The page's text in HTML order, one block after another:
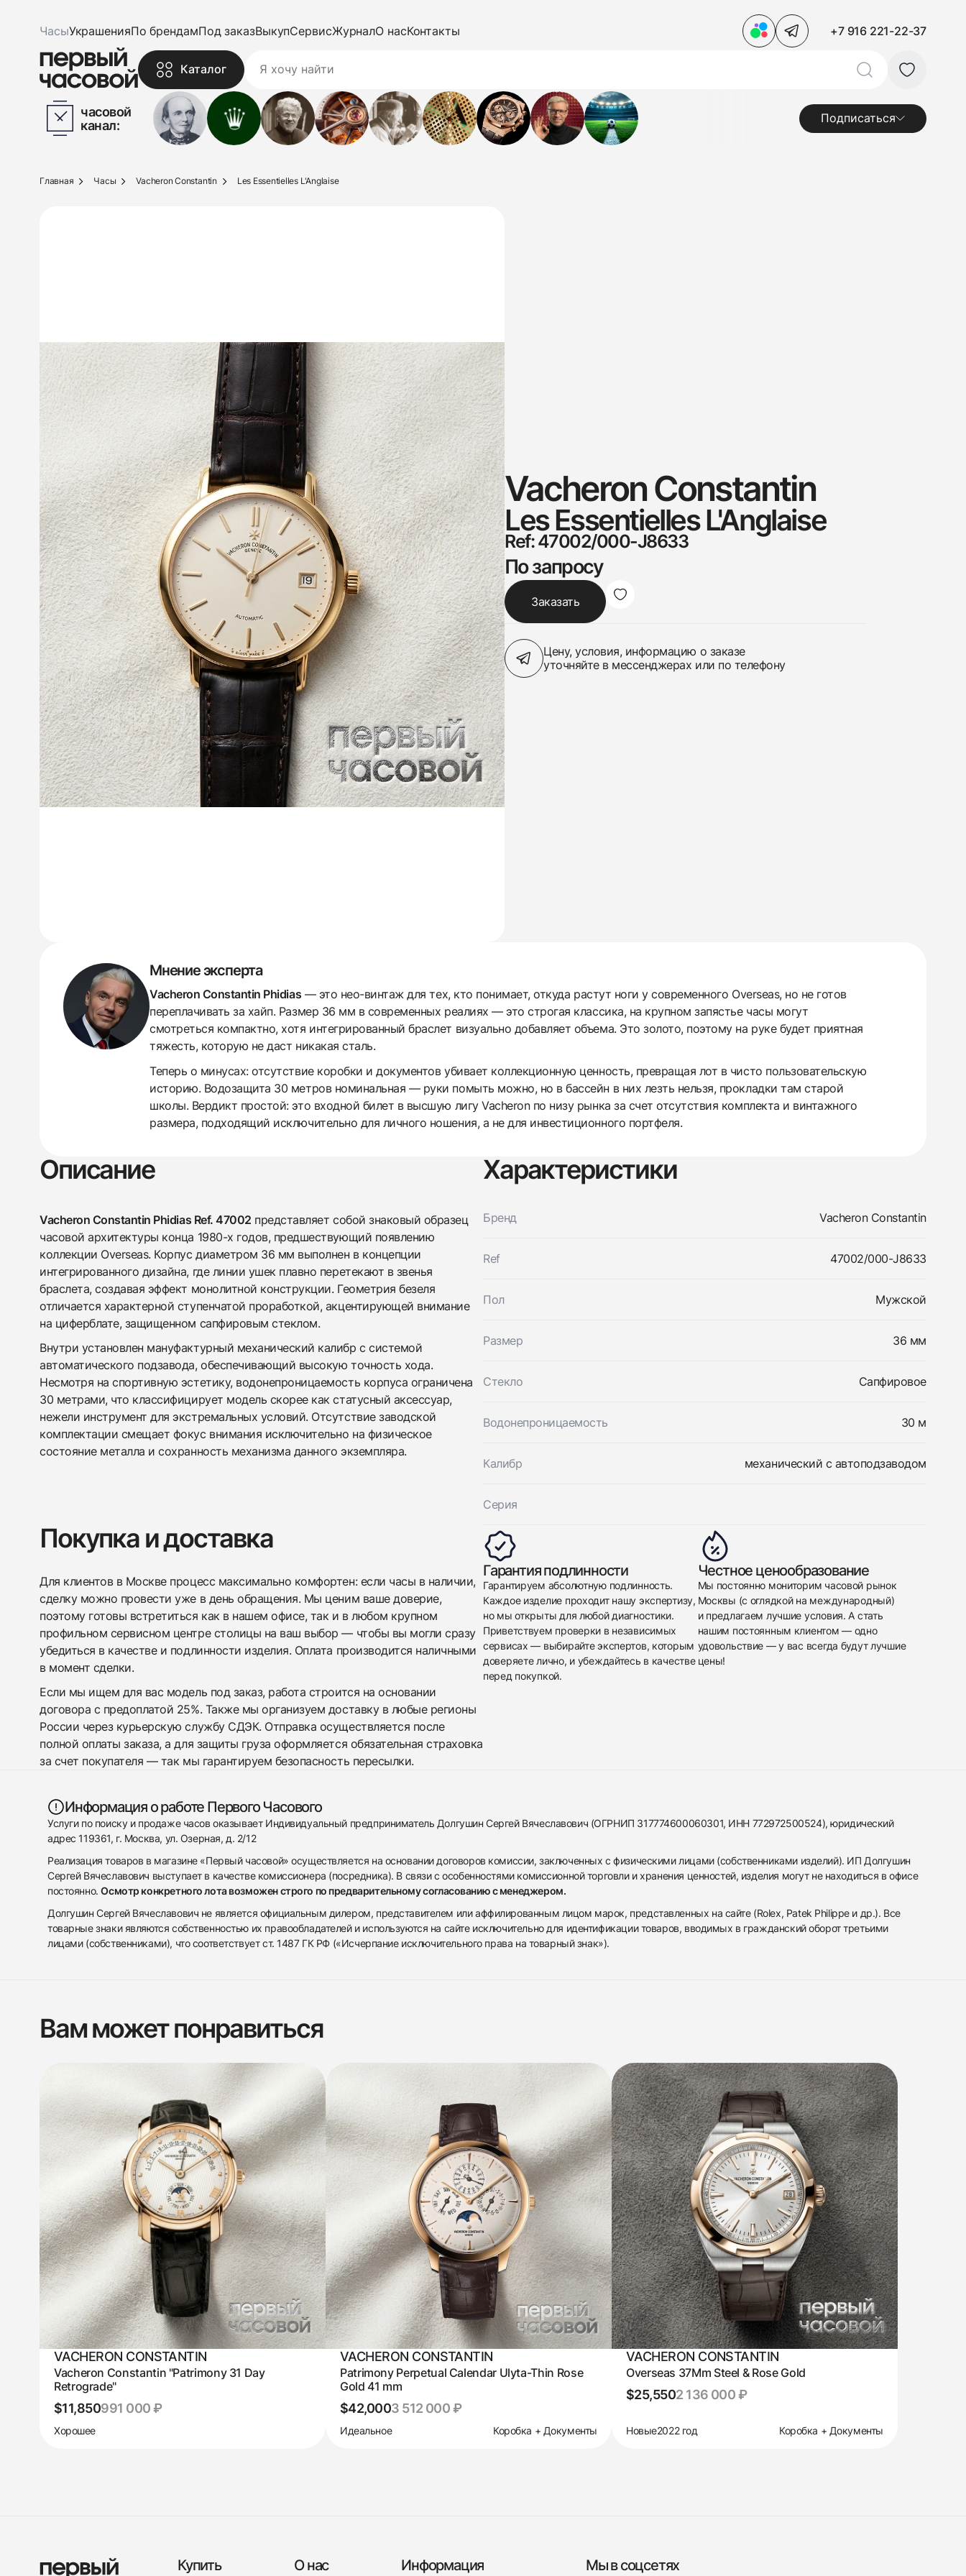
ЧасыУкрашенияПо брендамПод заказВыкупСервисЖурналО насКонтакты +7 916 221-22-37
Каталог
часовой
канал:
Подписаться
438
285
145
142
205
204
195
150
6
Главная Часы Vacheron Constantin Les Essentielles L'Anglaise
Vacheron Constantin
Les Essentielles L'Anglaise
Ref: 47002/000-J8633
По запросу
Заказать
Цену, условия, информацию о заказе
уточняйте в мессенджерах или по телефону
Мнение эксперта
Vacheron Constantin Phidias — это нео-винтаж для тех, кто понимает, откуда растут ноги у современного Overseas, но не готов
переплачивать за хайп. Размер 36 мм в современных реалиях — это строгая классика, на крупном запястье часы могут
смотреться компактно, хотя интегрированный браслет визуально добавляет объема. Это золото, поэтому на руке будет приятная
тяжесть, которую не даст никакая сталь.
Теперь о минусах: отсутствие коробки и документов убивает коллекционную ценность, превращая лот в чисто пользовательскую
историю. Водозащита 30 метров номинальная — руки помыть можно, но в бассейн в них лезть нельзя, прокладки там старой
школы. Вердикт простой: это входной билет в высшую лигу Vacheron по низу рынка за счет отсутствия комплекта и винтажного
размера, подходящий исключительно для личного ношения, а не для инвестиционного портфеля.
Описание
Vacheron Constantin Phidias Ref. 47002 представляет собой знаковый образец
часовой архитектуры конца 1980-х годов, предшествующий появлению
коллекции Overseas. Корпус диаметром 36 мм выполнен в концепции
интегрированного дизайна, где линии ушек плавно перетекают в звенья
браслета, создавая эффект монолитной конструкции. Геометрия безеля
отличается характерной ступенчатой проработкой, акцентирующей внимание
на циферблате, защищенном сапфировым стеклом.
Внутри установлен мануфактурный механический калибр с системой
автоматического подзавода, обеспечивающий высокую точность хода.
Несмотря на спортивную эстетику, водонепроницаемость корпуса ограничена
30 метрами, что классифицирует модель скорее как статусный аксессуар,
нежели инструмент для экстремальных условий. Отсутствие заводской
комплектации смещает фокус внимания исключительно на физическое
состояние металла и сохранность механизма данного экземпляра.
Характеристики
Бренд Vacheron Constantin
Ref 47002/000-J8633
Пол Мужской
Размер 36 мм
Стекло Сапфировое
Водонепроницаемость 30 м
Калибр механический с автоподзаводом
Серия
Покупка и доставка
Для клиентов в Москве процесс максимально комфортен: если часы в наличии,
сделку можно провести уже в день обращения. Мы ценим ваше доверие,
поэтому готовы встретиться как в нашем офисе, так и в любом крупном
профильном сервисном центре столицы на ваш выбор — чтобы вы могли сразу
убедиться в качестве и подлинности изделия. Оплата производится наличными
в момент сделки.
Если мы ищем для вас модель под заказ, работа строится на основании
договора с предоплатой 25%. Также мы организуем доставку в любые регионы
России через курьерскую службу СДЭК. Отправка осуществляется после
полной оплаты заказа, а для защиты груза оформляется обязательная страховка
за счет покупателя — так мы гарантируем безопасность пересылки.
Гарантия подлинности
Гарантируем абсолютную подлинность.
Каждое изделие проходит нашу экспертизу,
но мы открыты для любой диагностики.
Приветствуем проверки в независимых
сервисах — выбирайте экспертов, которым
доверяете лично, и убеждайтесь в качестве
перед покупкой.
Честное ценообразование
Мы постоянно мониторим часовой рынок
Москвы (с оглядкой на международный)
и предлагаем лучшие условия. А стать
нашим постоянным клиентом — одно
удовольствие — у вас всегда будут лучшие
цены!
Информация о работе Первого Часового
Услуги по поиску и продаже часов оказывает Индивидуальный предприниматель Долгушин Сергей Вячеславович (ОГРНИП 317774600060301, ИНН 772972500524), юридический
адрес 119361, г. Москва, ул. Озерная, д. 2/12
Реализация товаров в магазине «Первый часовой» осуществляется на основании договоров комиссии, заключенных с физическими лицами (собственниками изделий). ИП Долгушин
Сергей Вячеславович выступает в качестве комиссионера (посредника). В связи с особенностями комиссионной торговли и хранения ценностей, изделия могут не находиться в офисе
постоянно.Осмотр конкретного лота возможен строго по предварительному согласованию с менеджером.
Долгушин Сергей Вячеславович не является официальным дилером, представителем или аффилированным лицом марок, представленных на сайте (Rolex, Patek Philippe и др.). Все
товарные знаки являются собственностью их правообладателей и используются на сайте исключительно для идентификации товаров, вводимых в гражданский оборот третьими
лицами (собственниками), что соответствует ст. 1487 ГК РФ («Исчерпание исключительного права на товарный знак»).
Заказать эти часы
Оставьте ваши контактные данные и мы свяжемся с
вами
Vacheron Constantin
Les Essentielles L'Anglaise
Трейд-ин часов
Оставьте ваши контактные данные и мы свяжемся с
вами
Vacheron Constantin
Les Essentielles L'Anglaise
Хорошее
$6,200
Приложите фото ваших часов…
Вам может понравиться
VACHERON CONSTANTIN
Vacheron Constantin "Patrimony 31 Day
Retrograde"
$11,850991 000 ₽
Хорошее
VACHERON CONSTANTIN
Patrimony Perpetual Calendar Ulyta-Thin Rose
Gold 41 mm
$42,0003 512 000 ₽
Идеальное Коробка + Документы
VACHERON CONSTANTIN
Overseas 37Mm Steel & Rose Gold
$25,5502 136 000 ₽
Новые2022 год Коробка + Документы
Купить О нас Информация Мы в соцсетях